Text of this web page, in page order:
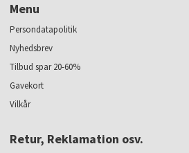
Menu
Persondatapolitik
Nyhedsbrev
Tilbud spar 20-60%
Gavekort
Vilkår
Retur, Reklamation osv.